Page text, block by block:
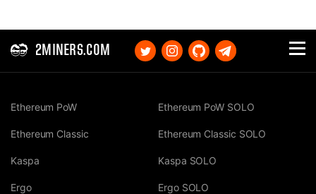
2MINERS.COM
Ethereum PoW
Ethereum Classic
Kaspa
Ergo
Ethereum PoW SOLO
Ethereum Classic SOLO
Kaspa SOLO
Ergo SOLO